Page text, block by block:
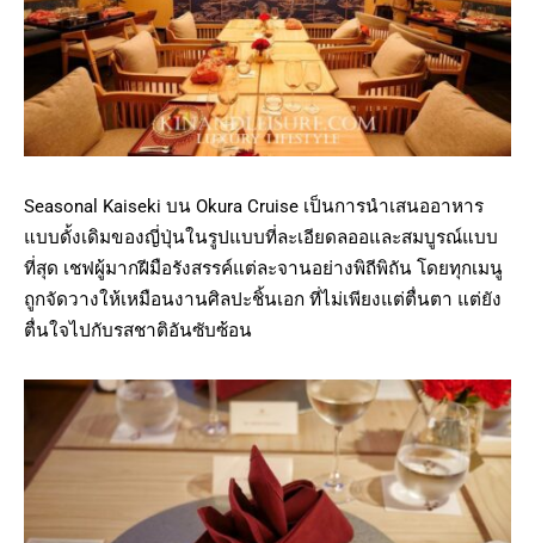
Seasonal Kaiseki บน Okura Cruise เป็นการนำเสนออาหาร
แบบดั้งเดิมของญี่ปุ่นในรูปแบบที่ละเอียดลออและสมบูรณ์แบบ
ที่สุด เชฟผู้มากฝีมือรังสรรค์แต่ละจานอย่างพิถีพิถัน โดยทุกเมนู
ถูกจัดวางให้เหมือนงานศิลปะชิ้นเอก ที่ไม่เพียงแต่ตื่นตา แต่ยัง
ตื่นใจไปกับรสชาติอันซับซ้อน